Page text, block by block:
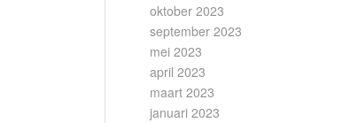
oktober 2023
september 2023
mei 2023
april 2023
maart 2023
januari 2023